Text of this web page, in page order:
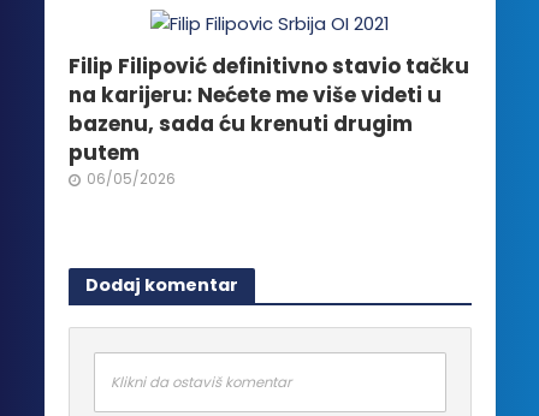
Filip Filipović definitivno stavio tačku
na karijeru: Nećete me više videti u
bazenu, sada ću krenuti drugim
putem
06/05/2026
Dodaj komentar
Klikni da ostaviš komentar